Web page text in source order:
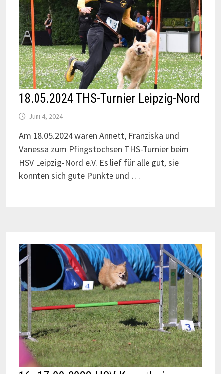
18.05.2024 THS-Turnier Leipzig-Nord
Juni 4, 2024
Am 18.05.2024 waren Annett, Franziska und
Vanessa zum Pfingstochsen THS-Turnier beim
HSV Leipzig-Nord e.V. Es lief für alle gut, sie
konnten sich gute Punkte und …